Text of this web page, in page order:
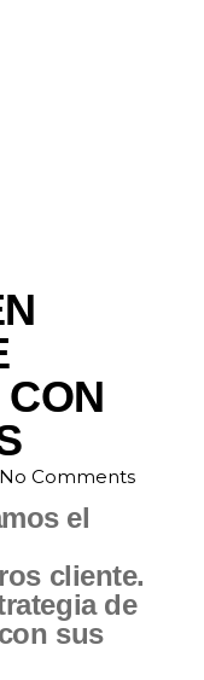
No Comments
el
cliente.
de
sus